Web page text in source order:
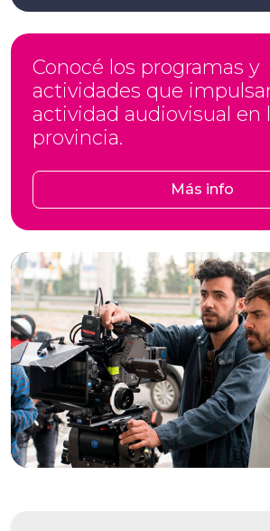
Conocé los programas y
actividades que
actividad audiovisual en
provincia.
Más info